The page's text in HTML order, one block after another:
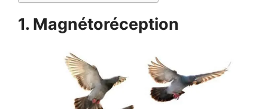
1. Magnétoréception